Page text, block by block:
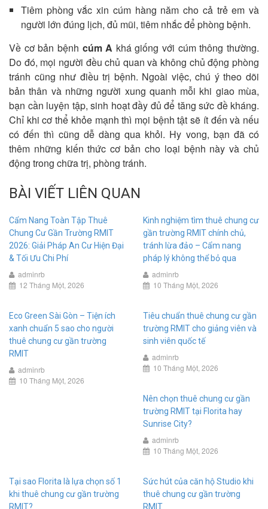
Tiêm phòng vắc xin cúm hàng năm cho cả trẻ em và
người lớn đúng lịch, đủ mũi, tiêm nhắc để phòng bệnh.
Về cơ bản bệnh cúm A khá giống với cúm thông thường.
Do đó, mọi người đều chủ quan và không chủ động phòng
tránh cũng như điều trị bệnh. Ngoài việc, chú ý theo dõi
bản thân và những người xung quanh mỗi khi giao mùa,
bạn cần luyện tập, sinh hoạt đầy đủ để tăng sức đề kháng.
Chỉ khi cơ thể khỏe mạnh thì mọi bệnh tật sẽ ít đến và nếu
có đến thì cũng dễ dàng qua khỏi. Hy vong, bạn đã có
thêm những kiến thức cơ bản cho loại bệnh này và chủ
động trong chữa trị, phòng tránh.
BÀI VIẾT LIÊN QUAN
Cẩm Nang Toàn Tập Thuê
Chung Cư Gần Trường RMIT
2026: Giải Pháp An Cư Hiện Đại
& Tối Ưu Chi Phí
adminrb
12 Tháng Một, 2026
Kinh nghiệm tìm thuê chung cư
gần trường RMIT chính chủ,
tránh lừa đảo – Cẩm nang
pháp lý không thể bỏ qua
adminrb
10 Tháng Một, 2026
Eco Green Sài Gòn – Tiện ích
xanh chuẩn 5 sao cho người
thuê chung cư gần trường
RMIT
adminrb
10 Tháng Một, 2026
Tiêu chuẩn thuê chung cư gần
trường RMIT cho giảng viên và
sinh viên quốc tế
adminrb
10 Tháng Một, 2026
Nên chọn thuê chung cư gần
trường RMIT tại Florita hay
Sunrise City?
adminrb
10 Tháng Một, 2026
Tại sao Florita là lựa chọn số 1
khi thuê chung cư gần trường
RMIT?
Sức hút của căn hộ Studio khi
thuê chung cư gần trường
RMIT